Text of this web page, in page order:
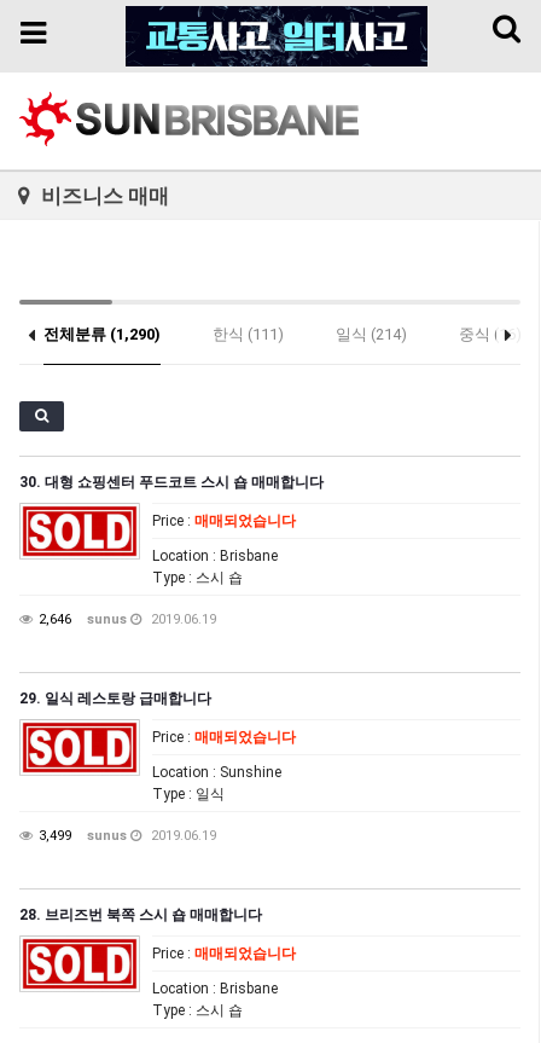
Toggle
Toggle
비즈니스 매매
전체분류 (1,290) 한식 (111) 일식 (214) 중식 (16)
30. 대형 쇼핑센터 푸드코트 스시 숍 매매합니다
Price : 매매되었습니다
Location : Brisbane
Type : 스시 숍
2,646 sunus 2019.06.19
29. 일식 레스토랑 급매합니다
Price : 매매되었습니다
Location : Sunshine
Type : 일식
3,499 sunus 2019.06.19
28. 브리즈번 북쪽 스시 숍 매매합니다
Price : 매매되었습니다
Location : Brisbane
Type : 스시 숍